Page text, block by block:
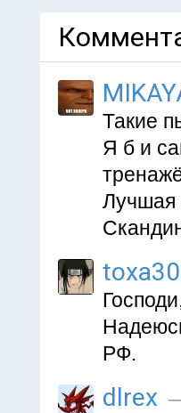
Такие
Я б и
Лучшая
РФ.
dlrex